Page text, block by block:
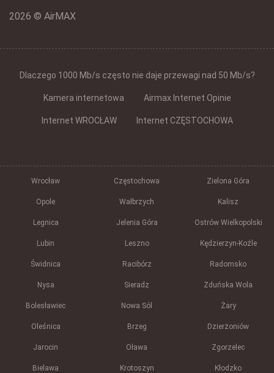
2026 © AirMAX
Dlaczego 1000 Mb/s często nie daje przewagi nad 50 Mb/s?
Kamera internetowa Airmax Internet Opinie
Internet WROCŁAW Internet CZĘSTOCHOWA
Wrocław Częstochowa Zielona Góra
Opole Wałbrzych Kalisz
Legnica Jelenia Góra Ostrów Wielkopolski
Lubin Leszno Kędzierzyn-Koźle
Świdnica Racibórz Radomsko
Nysa Sieradz Zduńska Wola
Bolesławiec Nowa Sól Żary
Oleśnica Brzeg Dzierżoniów
Jarocin Oława Zgorzelec
Bielawa Krotoszyn Kłodzko